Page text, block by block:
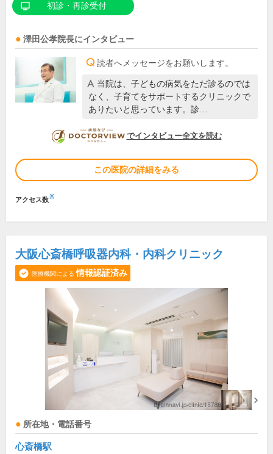
初診・再診受付
澤田公孝院長にインタビュー
読者へメッセージをお願いします。
当院は、子どもの病気をただ診るのでは
なく、子育てをサポートするクリニックで
ありたいと思っています。診…
DOCTORVIEW
でインタビュー全文を読む
この医院の詳細をみる
アクセス数※
大阪心斎橋呼吸器内科・内科クリニック
医療機関による 情報認証済み
所在地・電話番号
心斎橋駅